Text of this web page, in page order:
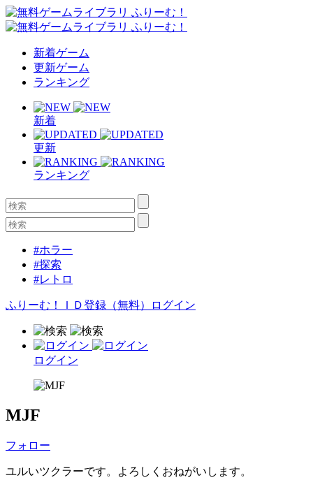
新着ゲーム
更新ゲーム
ランキング
新着
更新
ランキング
#ホラー
#探索
#レトロ
ふりーむ！ＩＤ登録（無料） ログイン
ログイン
MJF
フォロー
ユルいツクラーです。よろしくおねがいします。